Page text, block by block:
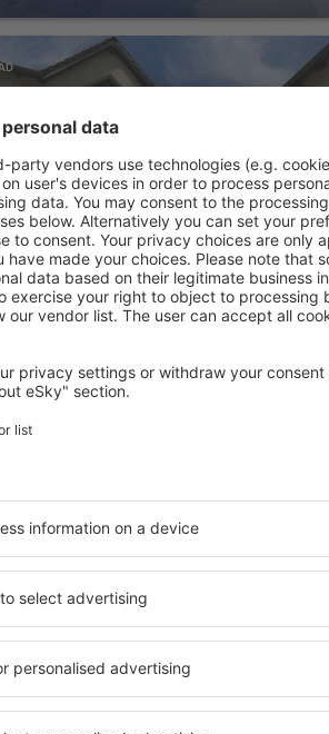
Ana
14 august 2026, 2 nopți
Lir
14 august 2026, 2 nopți
Vedeți mai multe hoteluri în Arad